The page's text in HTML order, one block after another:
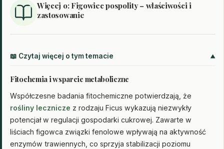
Więcej o: Figowiec pospolity – właściwości i
zastosowanie
📖 Czytaj więcej o tym temacie
Fitochemia i wsparcie metaboliczne
Współczesne badania fitochemiczne potwierdzają, że
rośliny lecznicze z rodzaju Ficus wykazują niezwykły
potencjał w regulacji gospodarki cukrowej. Zawarte w
liściach figowca związki fenolowe wpływają na aktywność
enzymów trawiennych, co sprzyja stabilizacji poziomu